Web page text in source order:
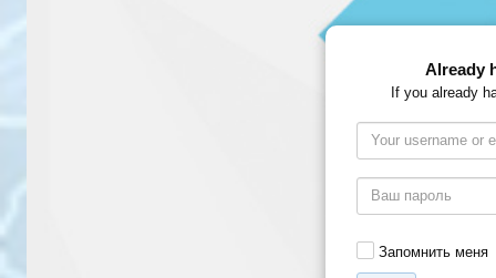
Already
If you already
Запомнить меня